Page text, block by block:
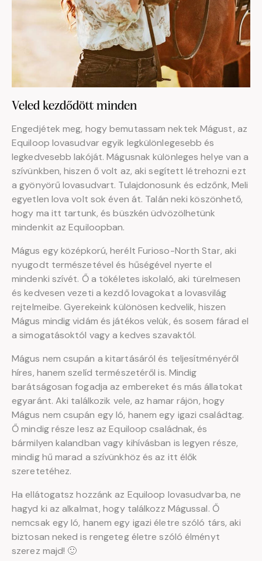
Veled kezdődött minden
Engedjétek meg, hogy bemutassam nektek Mágust, az
Equiloop lovasudvar egyik legkülönlegesebb és
legkedvesebb lakóját. Mágusnak különleges helye van a
szívünkben, hiszen ő volt az, aki segített létrehozni ezt
a gyönyörű lovasudvart. Tulajdonosunk és edzőnk, Meli
egyetlen lova volt sok éven át. Talán neki köszönhető,
hogy ma itt tartunk, és büszkén üdvözölhetünk
mindenkit az Equiloopban.
Mágus egy középkorú, herélt Furioso-North Star, aki
nyugodt természetével és hűségével nyerte el
mindenki szívét. Ő a tökéletes iskolaló, aki türelmesen
és kedvesen vezeti a kezdő lovagokat a lovasvilág
rejtelmeibe. Gyerekeink különösen kedvelik, hiszen
Mágus mindig vidám és játékos velük, és sosem fárad el
a simogatásoktól vagy a kedves szavaktól.
Mágus nem csupán a kitartásáról és teljesítményéről
híres, hanem szelíd természetéről is. Mindig
barátságosan fogadja az embereket és más állatokat
egyaránt. Aki találkozik vele, az hamar rájön, hogy
Mágus nem csupán egy ló, hanem egy igazi családtag.
Ő mindig része lesz az Equiloop családnak, és
bármilyen kalandban vagy kihívásban is legyen része,
mindig hű marad a szívünkhöz és az itt élők
szeretetéhez.
Ha ellátogatsz hozzánk az Equiloop lovasudvarba, ne
hagyd ki az alkalmat, hogy találkozz Mágussal. Ő
nemcsak egy ló, hanem egy igazi életre szóló társ, aki
biztosan neked is rengeteg életre szóló élményt
szerez majd! 🙂